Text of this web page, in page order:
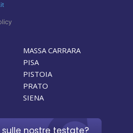
MASSA CARRARA
PISA
PISTOIA
PRATO
SIENA
nostre testate?